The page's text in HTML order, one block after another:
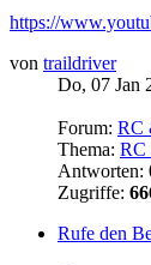
https://
von traildriver
Do, 07 Jan
Forum: RC
Thema: RC
Antworten:
Zugriffe:
Rufe den